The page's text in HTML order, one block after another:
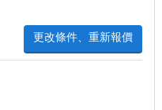
更改條件、重新報價